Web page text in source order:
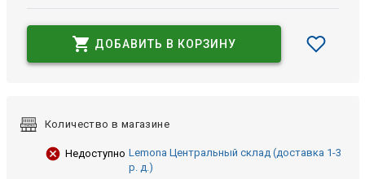
ДОБАВИТЬ В КОРЗИНУ
Количество в магазине
Недоступно Lemona Центральный склад (доставка 1-3
р. д.)